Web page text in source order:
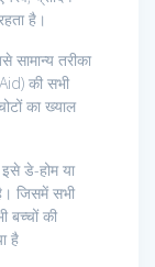
है।
तरीका
की सभी
का ख्याल
डे-होम या
जिसमें सभी
बच्चों की
है